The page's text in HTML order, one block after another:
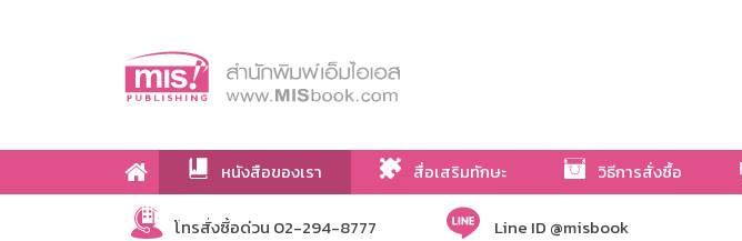
หนังสือของเรา สื่อเสริมทักษะ วิธีการสั่งซื้อ
เกี่ยวกับเรา
โทรสั่งซื้อด่วน 02-294-8777 Line ID @misbook